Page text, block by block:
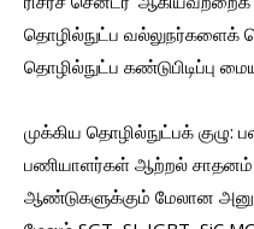
தொழில்நுட்ப
தொழில்நுட்ப கண்டுபிடிப்பு
முக்கிய தொழில்நுட்பக் குழு:
பணியாளர்கள் ஆற்றல் சாதனம்
ஆண்டுகளுக்கும் மேலான